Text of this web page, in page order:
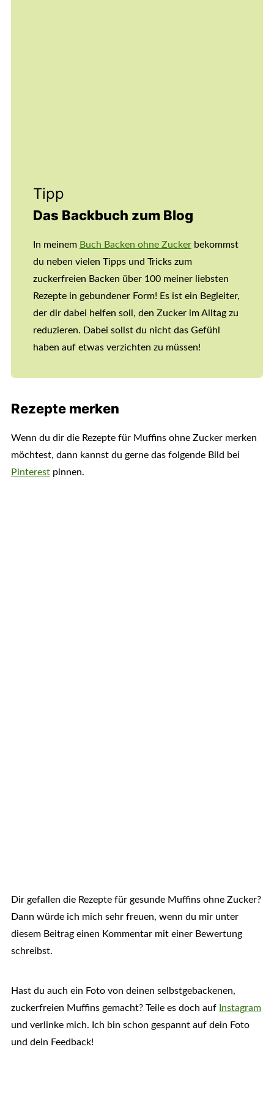
Tipp
Das Backbuch zum Blog
In meinem Buch Backen ohne Zuckerbekommst
du neben vielen Tipps und Tricks zum
zuckerfreien Backen über 100 meiner liebsten
Rezepte in gebundener Form! Es ist ein Begleiter,
der dir dabei helfen soll, den Zucker im Alltag zu
reduzieren. Dabei sollst du nicht das Gefühl
haben auf etwas verzichten zu müssen!
Rezepte merken
Wenn du dir die Rezepte für Muffins ohne Zucker merken
möchtest, dann kannst du gerne das folgende Bild bei
Pinterestpinnen.
Dir gefallen die Rezepte für gesunde Muffins ohne Zucker?
Dann würde ich mich sehr freuen, wenn du mir unter
diesem Beitrag einen Kommentar mit einer Bewertung
schreibst.
Hast du auch ein Foto von deinen selbstgebackenen,
zuckerfreien Muffins gemacht? Teile es doch auf Instagram
und verlinke mich. Ich bin schon gespannt auf dein Foto
und dein Feedback!